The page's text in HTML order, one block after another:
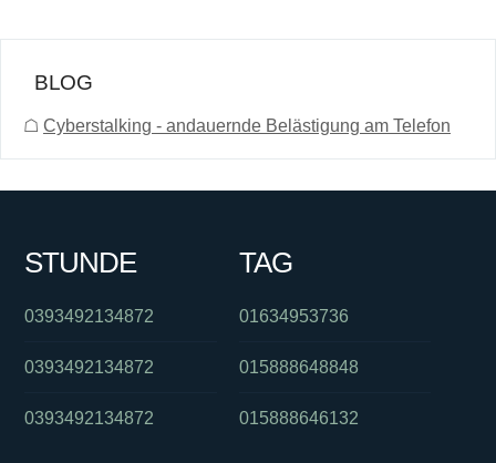
BLOG
☖ Cyberstalking - andauernde Belästigung am Telefon
STUNDE
0393492134872
0393492134872
0393492134872
TAG
01634953736
015888648848
015888646132